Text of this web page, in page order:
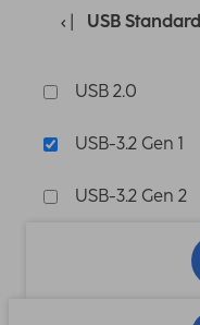
USB Standard
USB 2.0
USB-3.2 Gen 1
USB-3.2 Gen 2